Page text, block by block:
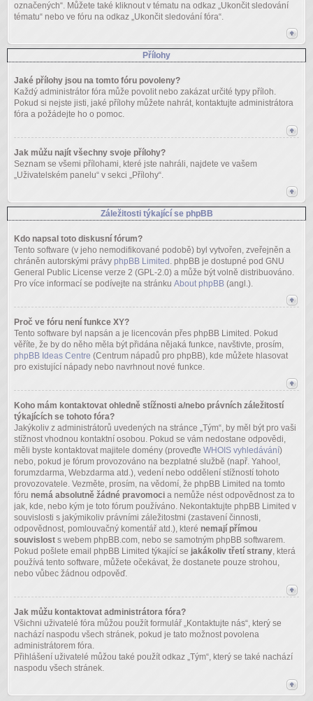
označených“. Můžete také kliknout v tématu na odkaz „Ukončit sledování
tématu“ nebo ve fóru na odkaz „Ukončit sledování fóra“.
Přílohy
Jaké přílohy jsou na tomto fóru povoleny?
Každý administrátor fóra může povolit nebo zakázat určité typy příloh.
Pokud si nejste jisti, jaké přílohy můžete nahrát, kontaktujte administrátora
fóra a požádejte ho o pomoc.
Jak můžu najít všechny svoje přílohy?
Seznam se všemi přílohami, které jste nahráli, najdete ve vašem
„Uživatelském panelu“ v sekci „Přílohy“.
Záležitosti týkající se phpBB
Kdo napsal toto diskusní fórum?
Tento software (v jeho nemodifikované podobě) byl vytvořen, zveřejněn a
chráněn autorskými právy phpBB Limited . phpBB je dostupné pod GNU
General Public License verze 2 (GPL-2.0) a může být volně distribuováno.
Pro více informací se podívejte na stránku About phpBB (angl.).
Proč ve fóru není funkce XY?
Tento software byl napsán a je licencován přes phpBB Limited. Pokud
věříte, že by do něho měla být přidána nějaká funkce, navštivte, prosím,
phpBB Ideas Centre (Centrum nápadů pro phpBB), kde můžete hlasovat
pro existující nápady nebo navrhnout nové funkce.
Koho mám kontaktovat ohledně stížnosti a/nebo právních záležitostí
týkajících se tohoto fóra?
Jakýkoliv z administrátorů uvedených na stránce „Tým“, by měl být pro vaši
stížnost vhodnou kontaktní osobou. Pokud se vám nedostane odpovědi,
měli byste kontaktovat majitele domény (proveďte WHOIS vyhledávání)
nebo, pokud je fórum provozováno na bezplatné službě (např. Yahoo!,
forumzdarma, Webzdarma atd.), vedení nebo oddělení stížností tohoto
provozovatele. Vezměte, prosím, na vědomí, že phpBB Limited na tomto
fóru nemá absolutně žádné pravomoci a nemůže nést odpovědnost za to
jak, kde, nebo kým je toto fórum používáno. Nekontaktujte phpBB Limited v
souvislosti s jakýmikoliv právními záležitostmi (zastavení činnosti,
odpovědnost, pomlouvačný komentář atd.), které nemají přímou
souvislost s webem phpBB.com, nebo se samotným phpBB softwarem.
Pokud pošlete email phpBB Limited týkající se jakákoliv třetí strany, která
používá tento software, můžete očekávat, že dostanete pouze strohou,
nebo vůbec žádnou odpověď.
Jak můžu kontaktovat administrátora fóra?
Všichni uživatelé fóra můžou použít formulář „Kontaktujte nás“, který se
nachází naspodu všech stránek, pokud je tato možnost povolena
administrátorem fóra.
Přihlášení uživatelé můžou také použít odkaz „Tým“, který se také nachází
naspodu všech stránek.